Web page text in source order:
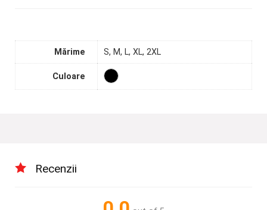
Mărime S, M, L, XL, 2XL
Culoare
Recenzii